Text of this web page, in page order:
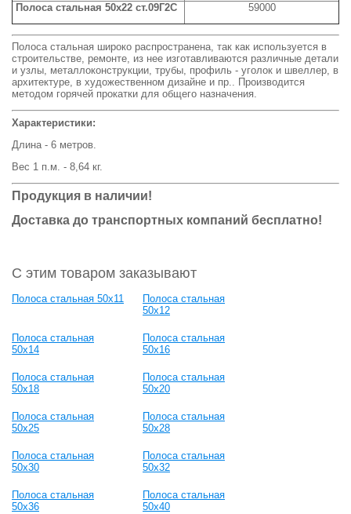
Полоса стальная 50x22 ст.09Г2С
59000
Полоса стальная широко распространена, так как используется в
строительстве, ремонте, из нее изготавливаются различные детали
и узлы, металлоконструкции, трубы, профиль - уголок и швеллер, в
архитектуре, в художественном дизайне и пр.. Производится
методом горячей прокатки для общего назначения.
Характеристики:
Длина - 6 метров.
Вес 1 п.м. - 8,64 кг.
Продукция в наличии!
Доставка до транспортных компаний бесплатно!
С этим товаром заказывают
Полоса стальная 50x11
Полоса стальная
50x12
Полоса стальная
50x14
Полоса стальная
50x16
Полоса стальная
50x18
Полоса стальная
50x20
Полоса стальная
50x25
Полоса стальная
50x28
Полоса стальная
50x30
Полоса стальная
50x32
Полоса стальная
50x36
Полоса стальная
50x40